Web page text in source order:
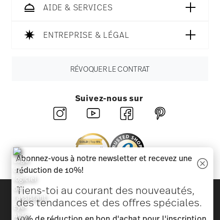
AIDE & SERVICES
ENTREPRISE & LÉGAL
RÉVOQUER LE CONTRAT
Suivez-nous sur
Découvrez toutes nos marques
Beauté et fonctionnalité pour votre maison
Abonnez-vous à notre newsletter et recevez une
réduction de 10%!
Tiens-toi au courant des nouveautés,
des tendances et des offres spéciales.